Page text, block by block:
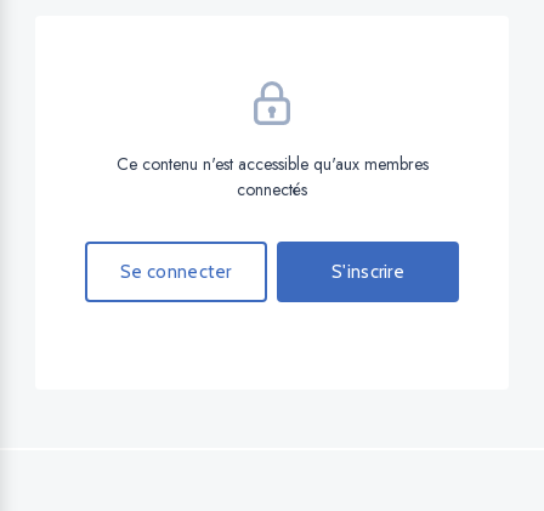
Ce contenu n'est accessible qu'aux membres
connectés
Se connecter S'inscrire